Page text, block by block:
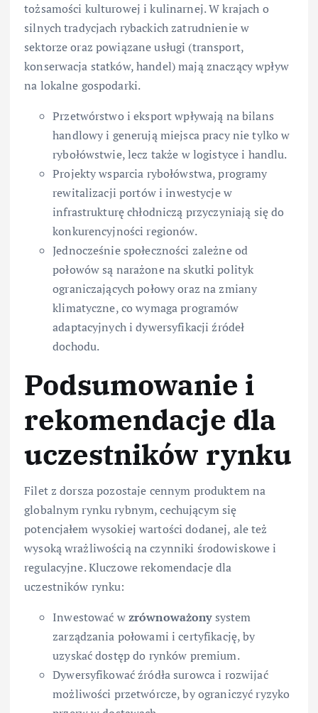
tożsamości kulturowej i kulinarnej. W krajach o
silnych tradycjach rybackich zatrudnienie w
sektorze oraz powiązane usługi (transport,
konserwacja statków, handel) mają znaczący wpływ
na lokalne gospodarki.
Przetwórstwo i eksport wpływają na bilans
handlowy i generują miejsca pracy nie tylko w
rybołówstwie, lecz także w logistyce i handlu.
Projekty wsparcia rybołówstwa, programy
rewitalizacji portów i inwestycje w
infrastrukturę chłodniczą przyczyniają się do
konkurencyjności regionów.
Jednocześnie społeczności zależne od
połowów są narażone na skutki polityk
ograniczających połowy oraz na zmiany
klimatyczne, co wymaga programów
adaptacyjnych i dywersyfikacji źródeł
dochodu.
Podsumowanie i
rekomendacje dla
uczestników rynku
Filet z dorsza pozostaje cennym produktem na
globalnym rynku rybnym, cechującym się
potencjałem wysokiej wartości dodanej, ale też
wysoką wrażliwością na czynniki środowiskowe i
regulacyjne. Kluczowe rekomendacje dla
uczestników rynku:
Inwestować wzrównoważonysystem
zarządzania połowami i certyfikację, by
uzyskać dostęp do rynków premium.
Dywersyfikować źródła surowca i rozwijać
możliwości przetwórcze, by ograniczyć ryzyko